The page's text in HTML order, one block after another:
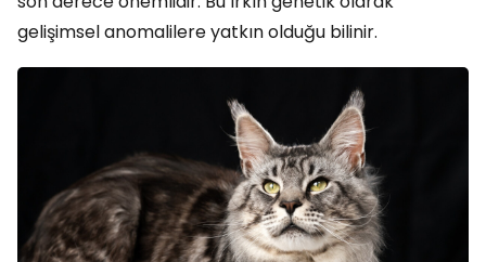
gelişimsel anomalilere yatkın olduğu bilinir.